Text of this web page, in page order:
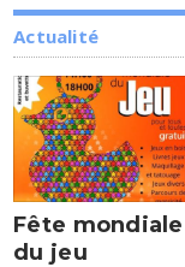
Actualité
Fête mondiale
du jeu